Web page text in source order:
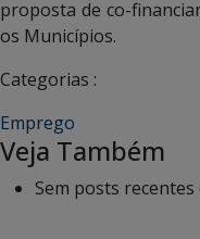
proposta de co-
os Municípios.
Categorias :
Emprego
Veja Também
Sem posts